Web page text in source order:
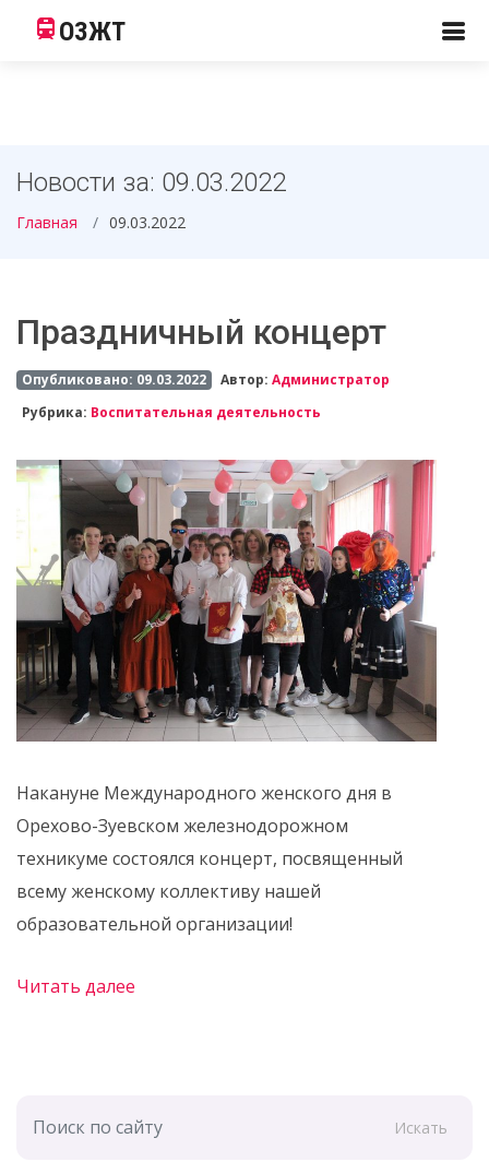
ОЗЖТ
Новости за: 09.03.2022
Главная 09.03.2022
Праздничный концерт
Опубликовано: 09.03.2022 Автор:Администратор
Рубрика: Воспитательная деятельность
Накануне Международного женского дня в
Орехово-Зуевском железнодорожном
техникуме состоялся концерт, посвященный
всему женскому коллективу нашей
образовательной организации!
Читать далее
Искать